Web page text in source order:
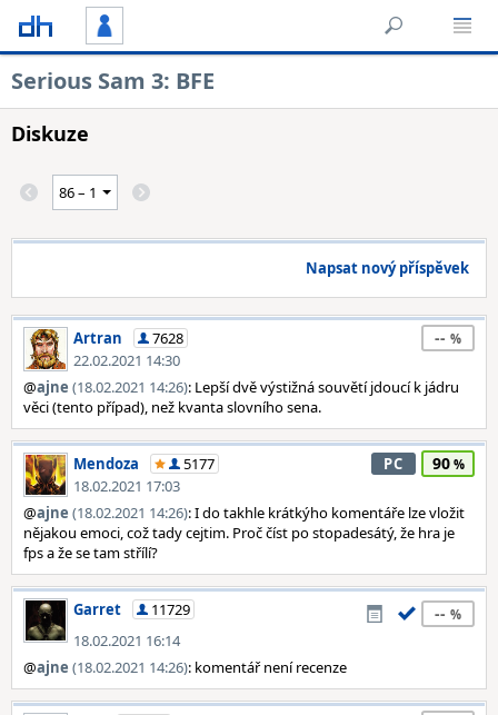
Serious Sam 3: BFE
Diskuze
Napsat nový příspěvek
Artran
7628
22.02.2021 14:30
--
@ajne (18.02.2021 14:26): Lepší dvě výstižná souvětí jdoucí k jádru
věci (tento případ), než kvanta slovního sena.
Mendoza
5177
18.02.2021 17:03
PC 90
@ajne (18.02.2021 14:26): I do takhle krátkýho komentáře lze vložit
nějakou emoci, což tady cejtim. Proč číst po stopadesátý, že hra je
fps a že se tam střílí?
Garret
11729
18.02.2021 16:14
--
@ajne (18.02.2021 14:26): komentář není recenze